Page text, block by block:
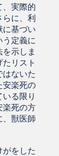
、実際的
に、利
に基づい
う定義に
示しま
リスト
はないた
安楽死の
る限り
楽死の方
、獣医師
をした